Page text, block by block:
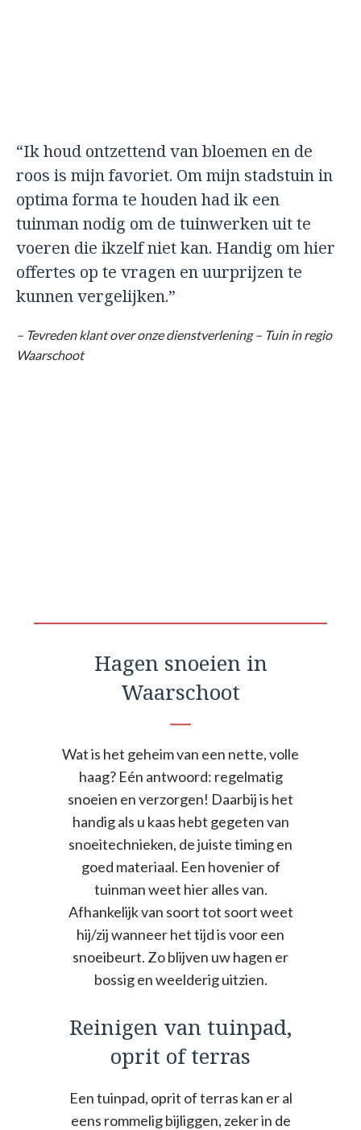
“Ik houd ontzettend van bloemen en de
roos is mijn favoriet. Om mijn stadstuin in
optima forma te houden had ik een
tuinman nodig om de tuinwerken uit te
voeren die ikzelf niet kan. Handig om hier
offertes op te vragen en uurprijzen te
kunnen vergelijken.”
– Tevreden klant over onze dienstverlening – Tuin in regio
Waarschoot
Hagen snoeien in
Waarschoot
Wat is het geheim van een nette, volle
haag? Eén antwoord: regelmatig
snoeien en verzorgen! Daarbij is het
handig als u kaas hebt gegeten van
snoeitechnieken, de juiste timing en
goed materiaal. Een hovenier of
tuinman weet hier alles van.
Afhankelijk van soort tot soort weet
hij/zij wanneer het tijd is voor een
snoeibeurt. Zo blijven uw hagen er
bossig en weelderig uitzien.
Reinigen van tuinpad,
oprit of terras
Een tuinpad, oprit of terras kan er al
eens rommelig bijliggen, zeker in de